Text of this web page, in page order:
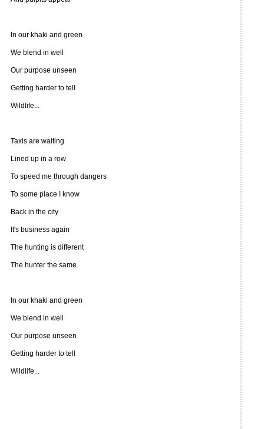
In our khaki and green
We blend in well
Our purpose unseen
Getting harder to tell
Wildlife...
Taxis are waiting
Lined up in a row
To speed me through dangers
To some place I know
Back in the city
It's business again
The hunting is different
The hunter the same.
In our khaki and green
We blend in well
Our purpose unseen
Getting harder to tell
Wildlife...